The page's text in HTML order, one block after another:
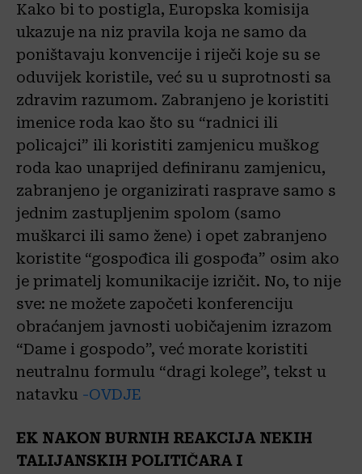
Kako bi to postigla, Europska komisija
ukazuje na niz pravila koja ne samo da
poništavaju konvencije i riječi koje su se
oduvijek koristile, već su u suprotnosti sa
zdravim razumom. Zabranjeno je koristiti
imenice roda kao što su “radnici ili
policajci” ili koristiti zamjenicu muškog
roda kao unaprijed definiranu zamjenicu,
zabranjeno je organizirati rasprave samo s
jednim zastupljenim spolom (samo
muškarci ili samo žene) i opet zabranjeno
koristite “gospođica ili gospođa” osim ako
je primatelj komunikacije izričit. No, to nije
sve: ne možete započeti konferenciju
obraćanjem javnosti uobičajenim izrazom
“Dame i gospodo”, već morate koristiti
neutralnu formulu “dragi kolege”, tekst u
natavku -OVDJE
EK NAKON BURNIH REAKCIJA NEKIH
TALIJANSKIH POLITIČARA I